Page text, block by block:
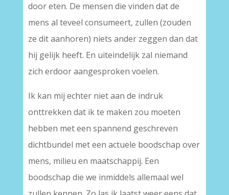
door eten. De mensen die vinden dat de
mens al teveel consumeert, zullen (zouden
ze dit aanhoren) niets ander zeggen dan dat
hij gelijk heeft. En uiteindelijk zal niemand
zich erdoor aangesproken voelen.
Ik kan mij echter niet aan de indruk
onttrekken dat ik te maken zou moeten
hebben met een spannend geschreven
dichtbundel met een actuele boodschap over
mens, milieu en maatschappij. Een
boodschap die we inmiddels allemaal wel